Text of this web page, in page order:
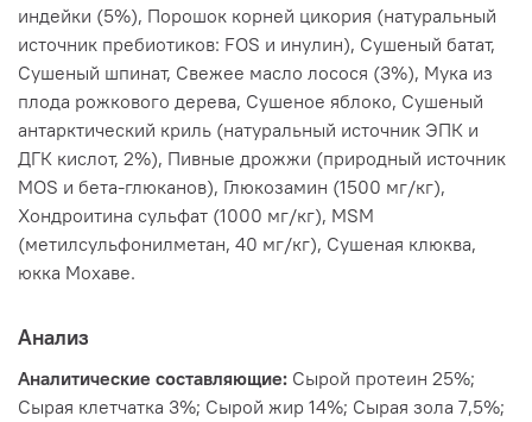
индейки (5%), Порошок корней цикория (натуральный
источник пребиотиков: FOS и инулин), Сушеный батат,
Сушеный шпинат, Свежее масло лосося (3%), Мука из
плода рожкового дерева, Сушеное яблоко, Сушеный
антарктический криль (натуральный источник ЭПК и
ДГК кислот, 2%), Пивные дрожжи (природный источник
MOS и бета-глюканов), Глюкозамин (1500 мг/кг),
Хондроитина сульфат (1000 мг/кг), MSM
(метилсульфонилметан, 40 мг/кг), Сушеная клюква,
юкка Мохаве.
Анализ
Аналитические составляющие: Сырой протеин 25%;
Сырая клетчатка 3%; Сырой жир 14%; Сырая зола 7,5%;